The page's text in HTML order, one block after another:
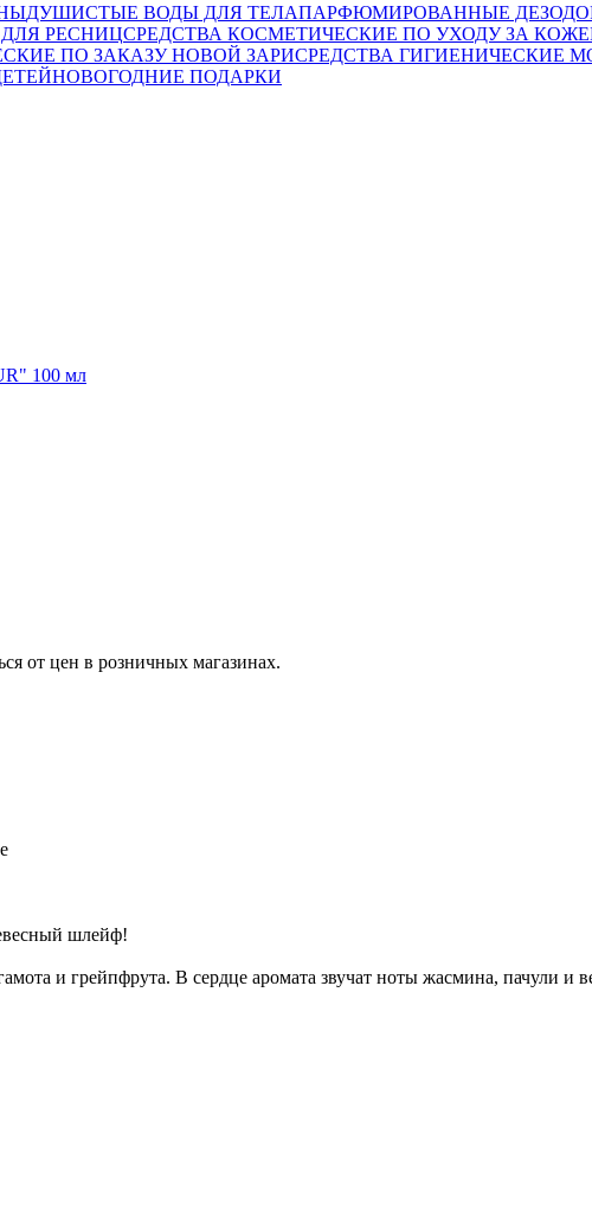
ДУШИСТЫЕ ВОДЫ ДЛЯ ТЕЛАПАРФЮМИРОВАННЫЕ
РЕСНИЦСРЕДСТВА КОСМЕТИЧЕСКИЕ ПО УХОДУ ЗА
ПО ЗАКАЗУ НОВОЙ ЗАРИСРЕДСТВА ГИГИЕНИЧЕСКИЕ
НОВОГОДНИЕ ПОДАРКИ
от цен в розничных магазинах.
шлейф!
и грейпфрута. В сердце аромата звучат ноты жасмина, пачули и